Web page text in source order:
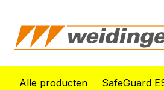
Alle producten SafeGuard